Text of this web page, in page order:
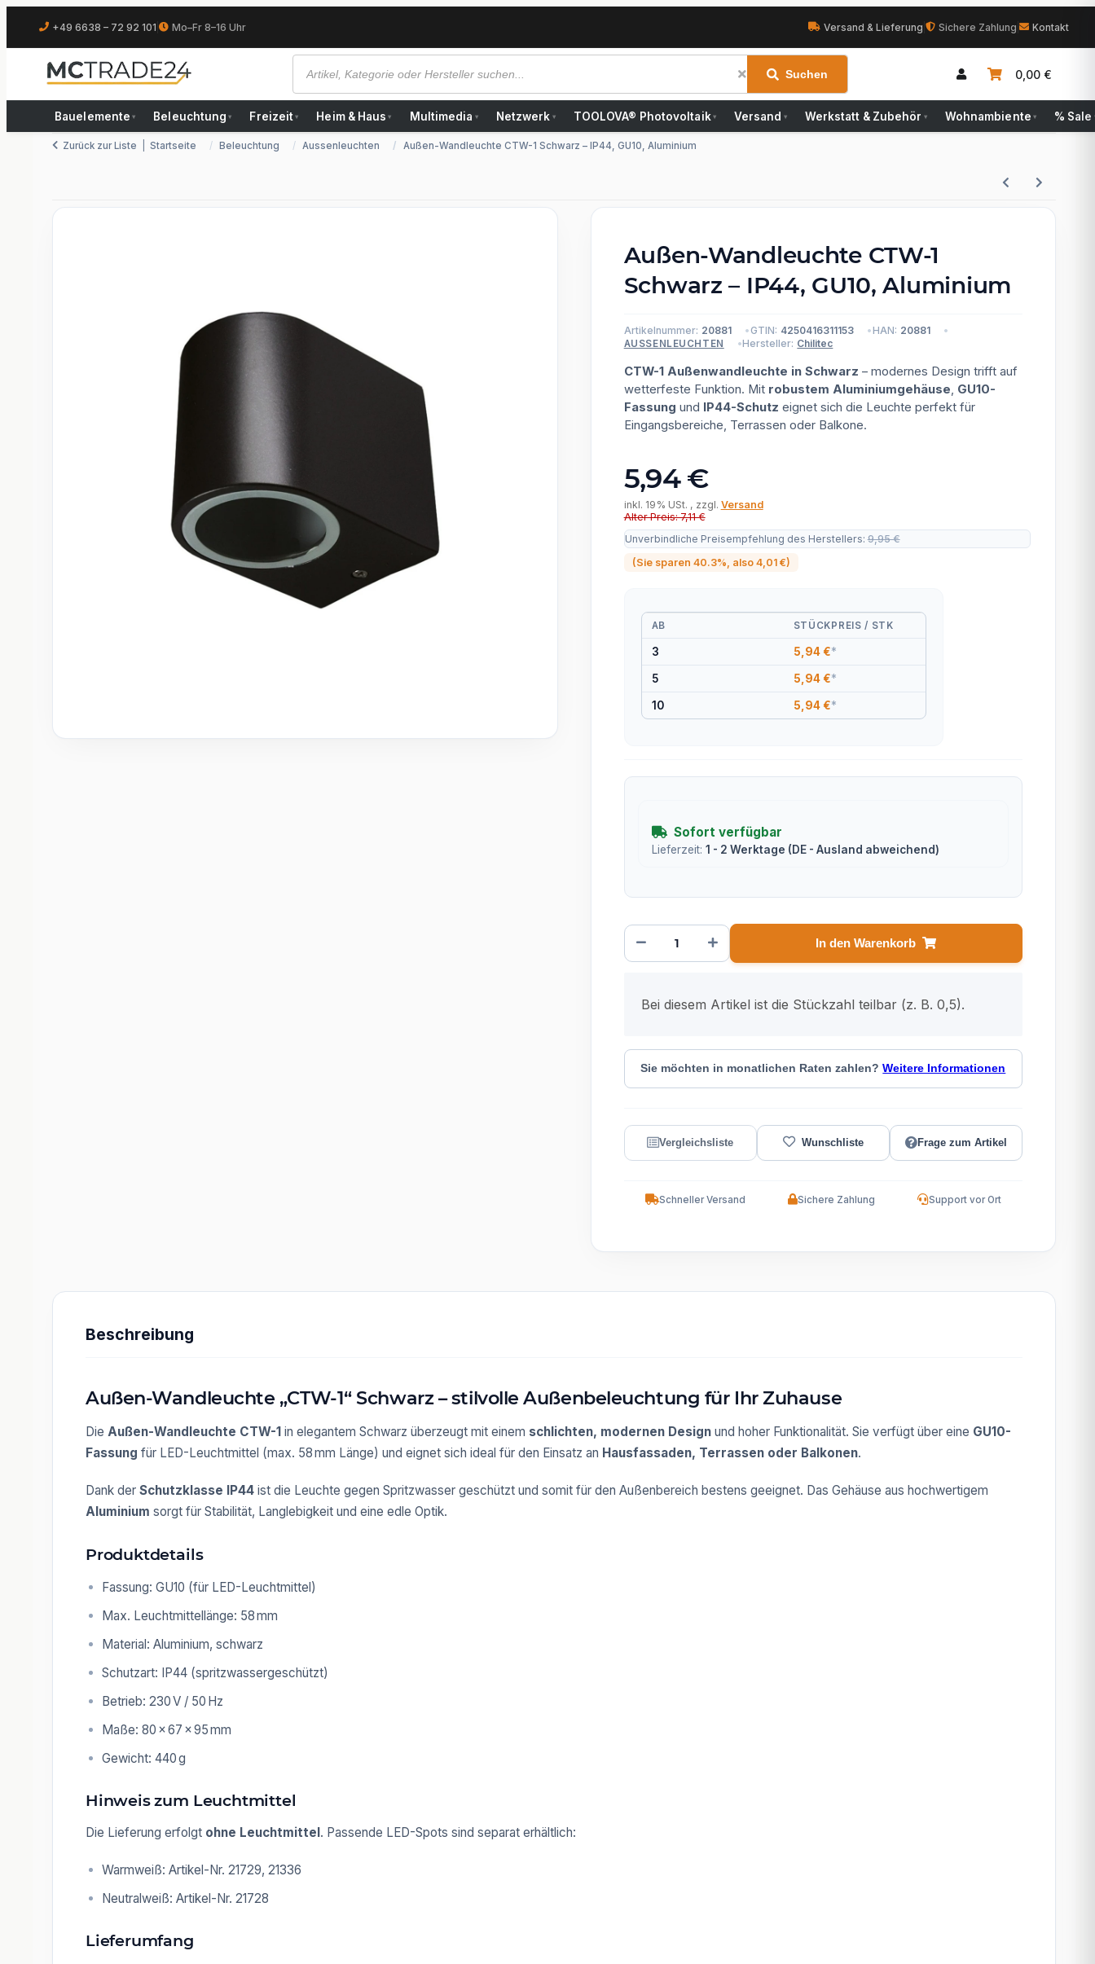
+49 6638 – 72 92 101 Mo–Fr 8–16 Uhr Versand & Lieferung Sichere Zahlung Kontakt
Suchen 0,00 €
Bauelemente ▾ Beleuchtung ▾ Freizeit ▾ Heim & Haus ▾ Multimedia ▾ Netzwerk ▾ TOOLOVA® Photovoltaik ▾ Versand ▾ Werkstatt & Zubehör ▾ Wohnambiente ▾ % Sale
Zurück zur Liste Startseite Beleuchtung Aussenleuchten Außen-Wandleuchte CTW-1 Schwarz – IP44, GU10, Aluminium
Außen-Wandleuchte CTW-1
Schwarz – IP44, GU10, Aluminium
Artikelnummer: 20881 GTIN: 4250416311153 HAN: 20881
AUSSENLEUCHTEN Hersteller: Chilitec
CTW-1 Außenwandleuchte in Schwarz – modernes Design trifft auf
wetterfeste Funktion. Mit robustem Aluminiumgehäuse, GU10-
Fassung und IP44-Schutz eignet sich die Leuchte perfekt für
Eingangsbereiche, Terrassen oder Balkone.
5,94 €
inkl. 19% USt. , zzgl. Versand
Alter Preis: 7,11 €
Unverbindliche Preisempfehlung des Herstellers:9,95 €
(Sie sparen 40.3% , also 4,01 €)
AB STÜCKPREIS / STK
3 5,94 €*
5 5,94 €*
10 5,94 €*
Sofort verfügbar
Lieferzeit: 1 - 2 Werktage (DE - Ausland abweichend)
In den Warenkorb
Bei diesem Artikel ist die Stückzahl teilbar (z. B. 0,5).
Sie möchten in monatlichen Raten zahlen?Weitere Informationen
Frage zum Artikel
Schneller Versand Sichere Zahlung Support vor Ort
Beschreibung
Außen-Wandleuchte „CTW-1“ Schwarz – stilvolle Außenbeleuchtung für Ihr Zuhause
Die Außen-Wandleuchte CTW-1 in elegantem Schwarz überzeugt mit einem schlichten, modernen Design und hoher Funktionalität. Sie verfügt über eine GU10-
Fassung für LED-Leuchtmittel (max. 58 mm Länge) und eignet sich ideal für den Einsatz an Hausfassaden, Terrassen oder Balkonen.
Dank der Schutzklasse IP44 ist die Leuchte gegen Spritzwasser geschützt und somit für den Außenbereich bestens geeignet. Das Gehäuse aus hochwertigem
Aluminium sorgt für Stabilität, Langlebigkeit und eine edle Optik.
Produktdetails
Fassung: GU10 (für LED-Leuchtmittel)
Max. Leuchtmittellänge: 58 mm
Material: Aluminium, schwarz
Schutzart: IP44 (spritzwassergeschützt)
Betrieb: 230 V / 50 Hz
Maße: 80 × 67 × 95 mm
Gewicht: 440 g
Hinweis zum Leuchtmittel
Die Lieferung erfolgt ohne Leuchtmittel. Passende LED-Spots sind separat erhältlich:
Warmweiß: Artikel-Nr. 21729, 21336
Neutralweiß: Artikel-Nr. 21728
Lieferumfang